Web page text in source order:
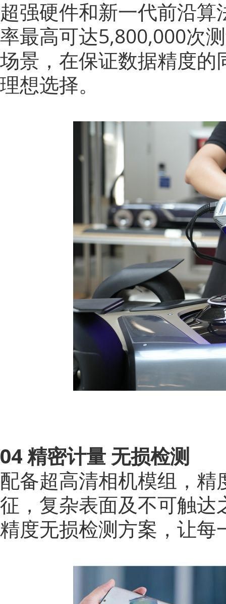
超强硬件和新一代前沿算
率最高可达5,800,000次
场景，在保证数据精度
理想选择。
04 精密计量 无损检测
配备超高清相机模组，精
征，复杂表面及不可触
精度无损检测方案，让